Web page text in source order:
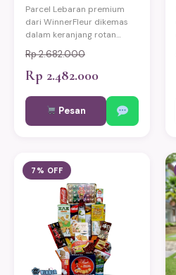
Parcel Lebaran premium
dari WinnerFleur dikemas
dalam keranjang rotan
produk pilihan berkualitas.
Cocok untuk hadiah Idul
Fitri keluarga, relasi kantor,
dan mitra bisnis. Bisa
custom sesuai kebutuhan.
Pengiriman same-day ke
Rp 2.682.000
Rp 2.482.000
Pesan
7% OFF